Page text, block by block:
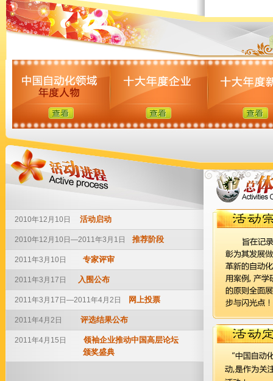
2010年12月10日 活动启动
2010年12月10日—2011年3月1日 推荐阶段
2011年3月10日 专家评审
2011年3月17日 入围公布
2011年3月17日—2011年4月2日 网上投票
2011年4月2日 评选结果公布
2011年4月15日
领袖企业推动中国高层论坛
颁奖盛典